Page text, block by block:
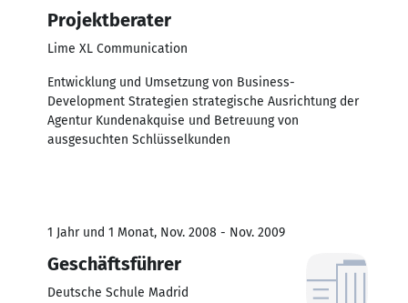
Projektberater
Lime XL Communication
Entwicklung und Umsetzung von Business-
Development Strategien strategische Ausrichtung der
Agentur Kundenakquise und Betreuung von
ausgesuchten Schlüsselkunden
1 Jahr und 1 Monat, Nov. 2008 - Nov. 2009
Geschäftsführer
Deutsche Schule Madrid